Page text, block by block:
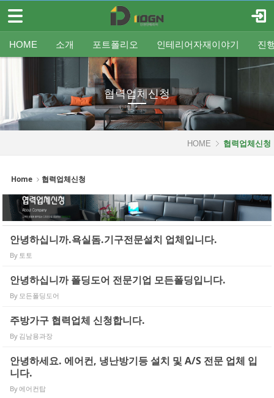
HOME 소개 포트폴리오 인테리어자재이야기 진
조직도 오시는 길
평형별샷시 기타공사
욕실 타일 바닥재 벽지
무료출장견적 인테리어셀프자동견적
Q&A FAQ
협력업체신청
HOME 협력업체신청
Home 협력업체신청
안녕하십니까.욕실돔.기구전문설치 업체입니다.
By 토토
안녕하십니까 폴딩도어 전문기업 모든폴딩입니다.
By 모든폴딩도어
주방가구 협력업체 신청합니다.
By 김남용과장
안녕하세요. 에어컨, 냉난방기등 설치 및 A/S 전문 업체 입
니다.
By에어컨탑
로그인
HOME
포트폴리오
인테리어자재이야기
협력업체신청
고객센터
Sketchbook5, 스케치북5
Sketchbook5, 스케치북5